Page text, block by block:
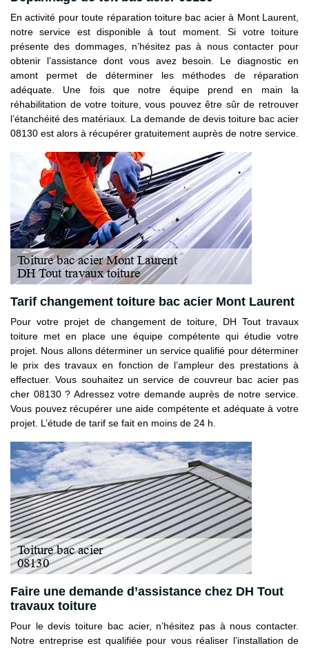
En activité pour toute réparation toiture bac acier à Mont Laurent,
notre service est disponible à tout moment. Si votre toiture
présente des dommages, n’hésitez pas à nous contacter pour
obtenir l’assistance dont vous avez besoin. Le diagnostic en
amont permet de déterminer les méthodes de réparation
adéquate. Une fois que notre équipe prend en main la
réhabilitation de votre toiture, vous pouvez être sûr de retrouver
l’étanchéité des matériaux. La demande de devis toiture bac acier
08130 est alors à récupérer gratuitement auprès de notre service.
Tarif changement toiture bac acier Mont Laurent
Pour votre projet de changement de toiture, DH Tout travaux
toiture met en place une équipe compétente qui étudie votre
projet. Nous allons déterminer un service qualifié pour déterminer
le prix des travaux en fonction de l’ampleur des prestations à
effectuer. Vous souhaitez un service de couvreur bac acier pas
cher 08130 ? Adressez votre demande auprès de notre service.
Vous pouvez récupérer une aide compétente et adéquate à votre
projet. L’étude de tarif se fait en moins de 24 h.
Faire une demande d’assistance chez DH Tout
travaux toiture
Pour le devis toiture bac acier, n’hésitez pas à nous contacter.
Notre entreprise est qualifiée pour vous réaliser l’installation de